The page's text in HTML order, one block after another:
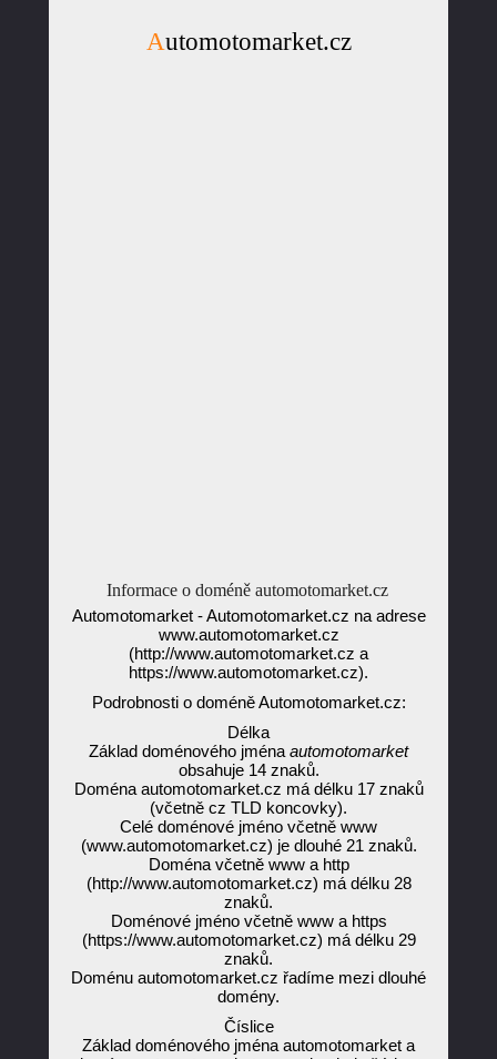
Automotomarket.cz
Informace o doméně automotomarket.cz
Automotomarket - Automotomarket.cz na adrese
www.automotomarket.cz
(http://www.automotomarket.cz a
https://www.automotomarket.cz).
Podrobnosti o doméně Automotomarket.cz:
Délka
Základ doménového jména automotomarket
obsahuje 14 znaků.
Doména automotomarket.cz má délku 17 znaků
(včetně cz TLD koncovky).
Celé doménové jméno včetně www
(www.automotomarket.cz) je dlouhé 21 znaků.
Doména včetně www a http
(http://www.automotomarket.cz) má délku 28
znaků.
Doménové jméno včetně www a https
(https://www.automotomarket.cz) má délku 29
znaků.
Doménu automotomarket.cz řadíme mezi dlouhé
domény.
Číslice
Základ doménového jména automotomarket a